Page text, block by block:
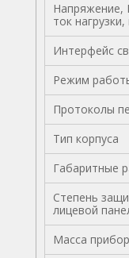
Напряжение,
ток
Интерфейс
Режим
Протоколы
Тип корпуса
Габаритные
Степень
лицевой
Масса